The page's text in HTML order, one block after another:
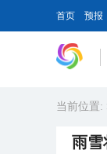
首页 预报
当前位置:
雨雪